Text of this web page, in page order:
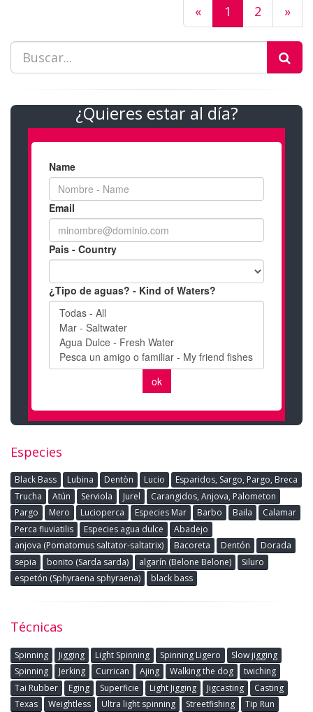
« 1 2 »
¿Quieres estar al día?
Especies
Black Bass Lubina Dentòn Lucio
Esparidos, Sargo, Pargo, Breca
Trucha
Atún Serviola Jurel
Carangidos, Anjova, Palometon
Pargo
Mero Lucioperca Especies Mar Barbo Baila
Calamar
Perca fluviatilis
Especies agua dulce
Abadejo
anjova (Pomatomus saltator-saltatrix)
Bacoreta Dentón
Dorada
sepia
bonito (Sarda sarda) algarín (Belone Belone)
Siluro
espetón (Sphyraena sphyraena)
black bass
Técnicas
Spinning Jigging Light Spinning Spinning Ligero
Slow jigging
Spinning
Jerking Currican Ajing Walking the dog
twiching
Tai Rubber
Eging Superficie Light Jigging Jigcasting
Casting
Texas
Weightless Ultra light spinning Streetfishing
Tip Run